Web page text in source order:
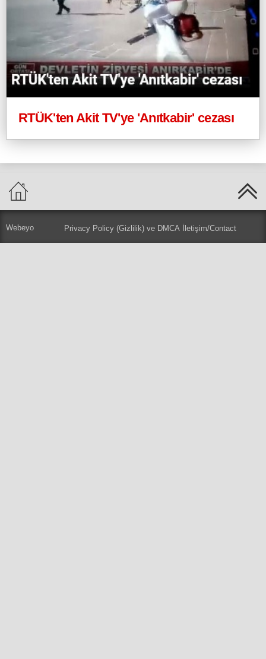
RTÜK'ten Akit TV'ye 'Anıtkabir' cezası
Webeyo Privacy Policy (Gizlilik) ve DMCA İletişim/Contact